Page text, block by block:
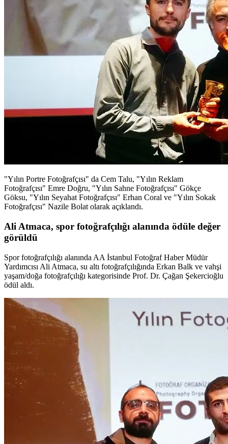
"Yılın Portre Fotoğrafçısı" da Cem Talu, "Yılın Reklam
Fotoğrafçısı" Emre Doğru, "Yılın Sahne Fotoğrafçısı" Gökçe
Göksu, "Yılın Seyahat Fotoğrafçısı" Erhan Coral ve "Yılın Sokak
Fotoğrafçısı" Nazile Bolat olarak açıklandı.
Ali Atmaca, spor fotoğrafçılığı alanında ödüle değer
görüldü
Spor fotoğrafçılığı alanında AA İstanbul Fotoğraf Haber Müdür
Yardımcısı Ali Atmaca, su altı fotoğrafçılığında Erkan Balk ve vahşi
yaşam/doğa fotoğrafçılığı kategorisinde Prof. Dr. Çağan Şekercioğlu
ödül aldı.